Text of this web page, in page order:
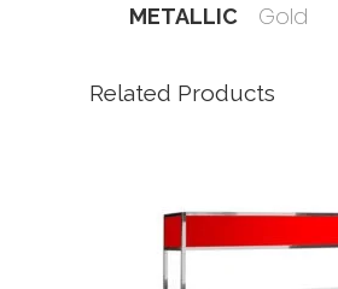
METALLIC Gold
Related Products